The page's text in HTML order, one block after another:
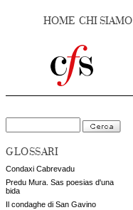
HOME CHI SIAMO
GLOSSARI
Condaxi Cabrevadu
Predu Mura. Sas poesias d'una
bida
Il condaghe di San Gavino